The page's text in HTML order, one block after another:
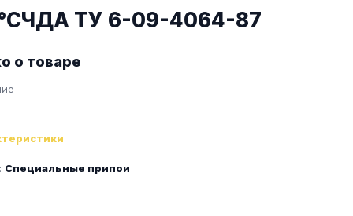
ТУ 6-09-4064-87
о товаре
Специальные припои